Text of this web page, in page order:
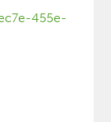
455e-